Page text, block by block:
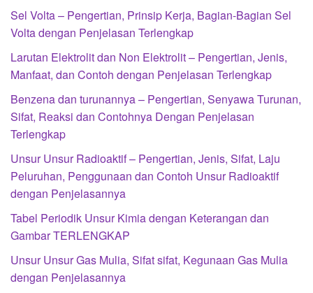
Sel Volta – Pengertian, Prinsip Kerja, Bagian-Bagian Sel
Volta dengan Penjelasan Terlengkap
Larutan Elektrolit dan Non Elektrolit – Pengertian, Jenis,
Manfaat, dan Contoh dengan Penjelasan Terlengkap
Benzena dan turunannya – Pengertian, Senyawa Turunan,
Sifat, Reaksi dan Contohnya Dengan Penjelasan
Terlengkap
Unsur Unsur Radioaktif – Pengertian, Jenis, Sifat, Laju
Peluruhan, Penggunaan dan Contoh Unsur Radioaktif
dengan Penjelasannya
Tabel Periodik Unsur Kimia dengan Keterangan dan
Gambar TERLENGKAP
Unsur Unsur Gas Mulia, Sifat sifat, Kegunaan Gas Mulia
dengan Penjelasannya